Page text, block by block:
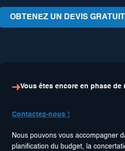
Vous êtes encore en phase de
Contactez-nous !
Nous pouvons vous accompagner
planification du budget, la